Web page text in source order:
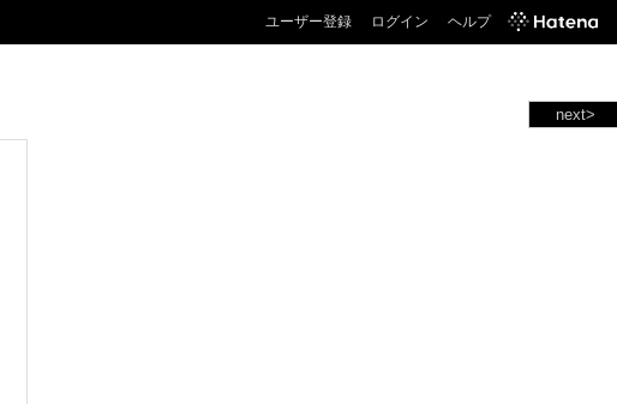
ユーザー登録 ログイン ヘルプ
next>